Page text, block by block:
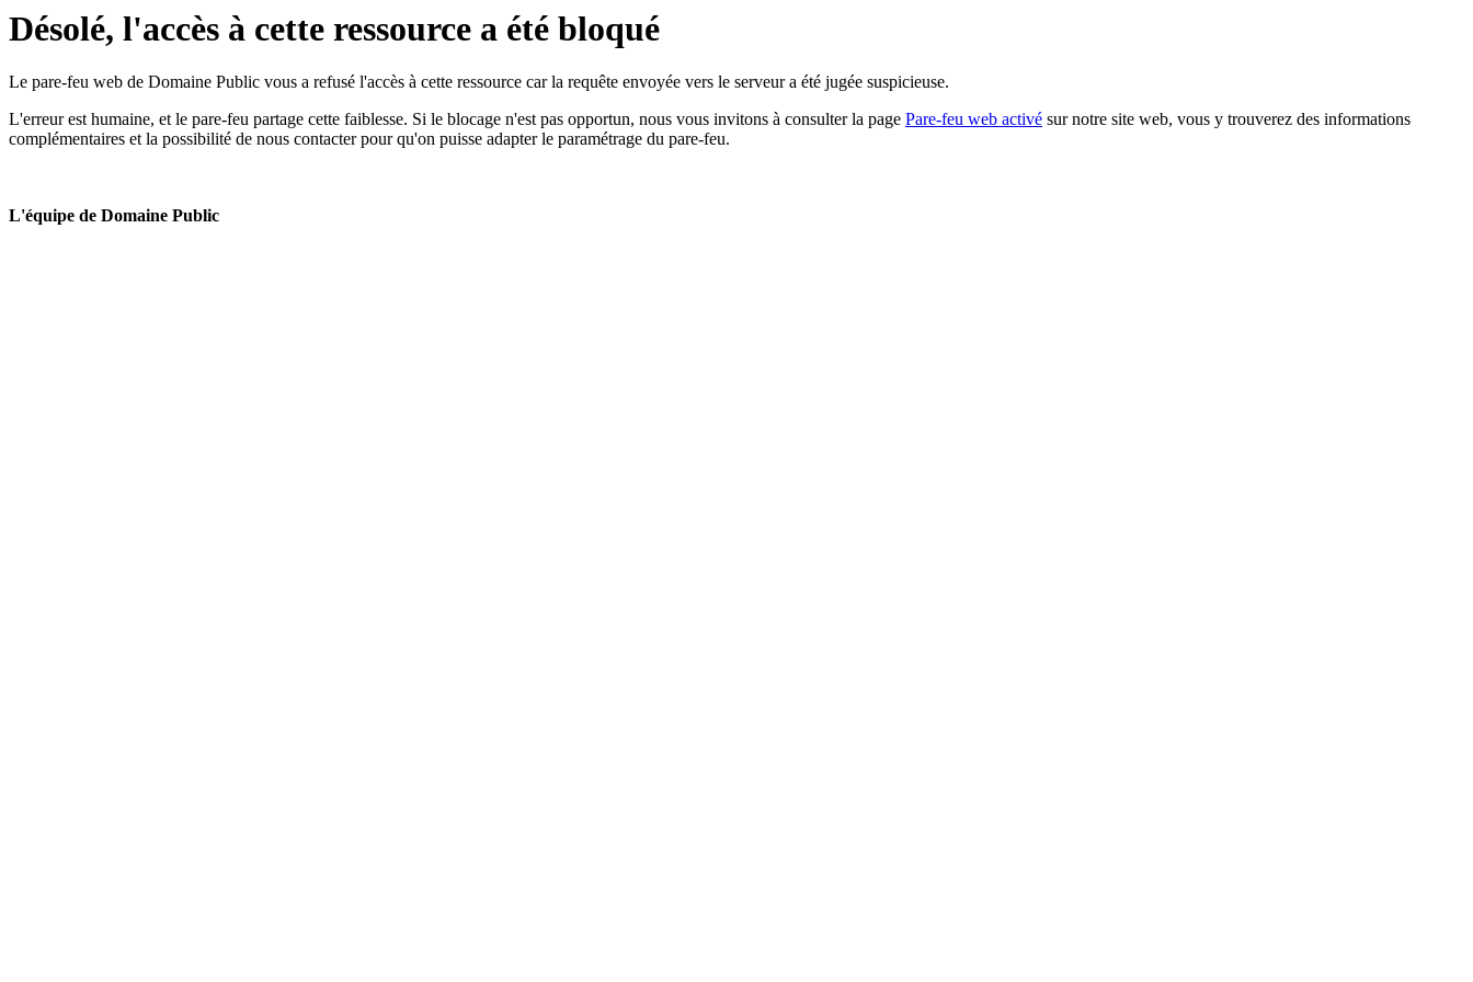
Désolé, l'accès à cette ressource a été bloqué
Le pare-feu web de Domaine Public vous a refusé l'accès à cette ressource car la requête envoyée vers le serveur a été jugée suspicieuse.
L'erreur est humaine, et le pare-feu partage cette faiblesse. Si le blocage n'est pas opportun, nous vous invitons à consulter la page Pare-feu web activé sur notre site web, vous y trouverez des informations
complémentaires et la possibilité de nous contacter pour qu'on puisse adapter le paramétrage du pare-feu.
L'équipe de Domaine Public